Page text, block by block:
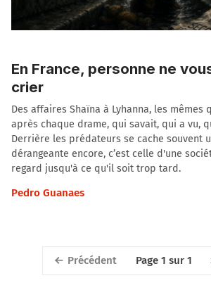
En France, personne ne
crier
Des affaires Shaïna à Lyhanna, les mêmes
après chaque drame, qui savait, qui a vu,
Derrière les prédateurs se cache souvent
dérangeante encore, c’est celle d'une
regard jusqu'à ce qu'il soit trop tard.
Pedro Guanaes
Précédent Page 1 sur 1